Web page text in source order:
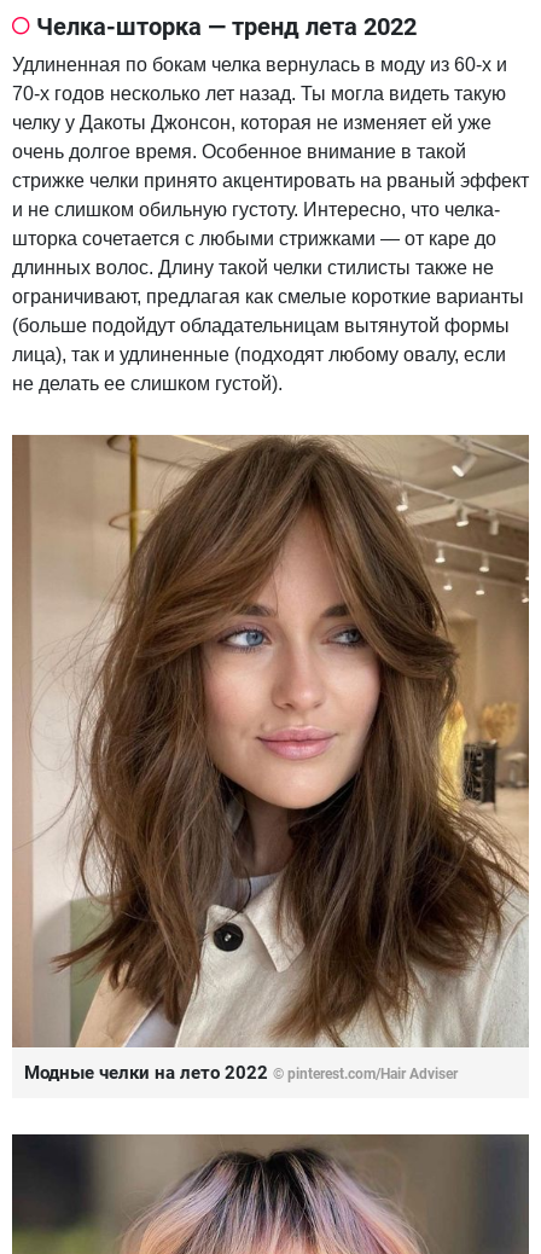
Челка-шторка — тренд лета 2022
Удлиненная по бокам челка вернулась в моду из 60-х и
70-х годов несколько лет назад. Ты могла видеть такую
челку у Дакоты Джонсон, которая не изменяет ей уже
очень долгое время. Особенное внимание в такой
стрижке челки принято акцентировать на рваный эффект
и не слишком обильную густоту. Интересно, что челка-
шторка сочетается с любыми стрижками — от каре до
длинных волос. Длину такой челки стилисты также не
ограничивают, предлагая как смелые короткие варианты
(больше подойдут обладательницам вытянутой формы
лица), так и удлиненные (подходят любому овалу, если
не делать ее слишком густой).
Модные челки на лето 2022 © pinterest.com/Hair Adviser